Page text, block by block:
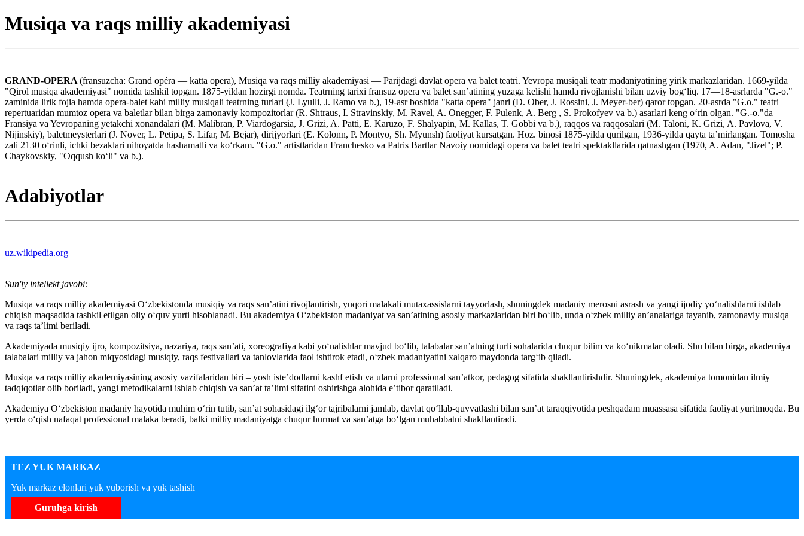
Musiqa va raqs milliy akademiyasi
GRAND-OPERA (fransuzcha: Grand opéra — katta opera), Musiqa va raqs milliy akademiyasi — Parijdagi davlat opera va balet teatri. Yevropa musiqali teatr madaniyatining yirik markazlaridan. 1669-yilda
"Qirol musiqa akademiyasi" nomida tashkil topgan. 1875-yildan hozirgi nomda. Teatrning tarixi fransuz opera va balet sanʼatining yuzaga kelishi hamda rivojlanishi bilan uzviy bogʻliq. 17—18-asrlarda "G.-o."
zaminida lirik fojia hamda opera-balet kabi milliy musiqali teatrning turlari (J. Lyulli, J. Ramo va b.), 19-asr boshida "katta opera" janri (D. Ober, J. Rossini, J. Meyer-ber) qaror topgan. 20-asrda "G.o." teatri
repertuaridan mumtoz opera va baletlar bilan birga zamonaviy kompozitorlar (R. Shtraus, I. Stravinskiy, M. Ravel, A. Onegger, F. Pulenk, A. Berg , S. Prokofyev va b.) asarlari keng oʻrin olgan. "G.-o."da
Fransiya va Yevropaning yetakchi xonandalari (M. Malibran, P. Viardogarsia, J. Grizi, A. Patti, E. Karuzo, F. Shalyapin, M. Kallas, T. Gobbi va b.), raqqos va raqqosalari (M. Taloni, K. Grizi, A. Pavlova, V.
Nijinskiy), baletmeysterlari (J. Nover, L. Petipa, S. Lifar, M. Bejar), dirijyorlari (E. Kolonn, P. Montyo, Sh. Myunsh) faoliyat kursatgan. Hoz. binosi 1875-yilda qurilgan, 1936-yilda qayta taʼmirlangan. Tomosha
zali 2130 oʻrinli, ichki bezaklari nihoyatda hashamatli va koʻrkam. "G.o." artistlaridan Franchesko va Patris Bartlar Navoiy nomidagi opera va balet teatri spektakllarida qatnashgan (1970, A. Adan, "Jizel"; P.
Chaykovskiy, "Oqqush koʻli" va b.).
Adabiyotlar
uz.wikipedia.org
Sun'iy intellekt javobi:
Musiqa va raqs milliy akademiyasi O‘zbekistonda musiqiy va raqs san’atini rivojlantirish, yuqori malakali mutaxassislarni tayyorlash, shuningdek madaniy merosni asrash va yangi ijodiy yo‘nalishlarni ishlab
chiqish maqsadida tashkil etilgan oliy o‘quv yurti hisoblanadi. Bu akademiya O‘zbekiston madaniyat va san’atining asosiy markazlaridan biri bo‘lib, unda o‘zbek milliy an’analariga tayanib, zamonaviy musiqa
va raqs ta’limi beriladi.
Akademiyada musiqiy ijro, kompozitsiya, nazariya, raqs san’ati, xoreografiya kabi yo‘nalishlar mavjud bo‘lib, talabalar san’atning turli sohalarida chuqur bilim va ko‘nikmalar oladi. Shu bilan birga, akademiya
talabalari milliy va jahon miqyosidagi musiqiy, raqs festivallari va tanlovlarida faol ishtirok etadi, o‘zbek madaniyatini xalqaro maydonda targ‘ib qiladi.
Musiqa va raqs milliy akademiyasining asosiy vazifalaridan biri – yosh iste’dodlarni kashf etish va ularni professional san’atkor, pedagog sifatida shakllantirishdir. Shuningdek, akademiya tomonidan ilmiy
tadqiqotlar olib boriladi, yangi metodikalarni ishlab chiqish va san’at ta’limi sifatini oshirishga alohida e’tibor qaratiladi.
Akademiya O‘zbekiston madaniy hayotida muhim o‘rin tutib, san’at sohasidagi ilg‘or tajribalarni jamlab, davlat qo‘llab-quvvatlashi bilan san’at taraqqiyotida peshqadam muassasa sifatida faoliyat yuritmoqda. Bu
yerda o‘qish nafaqat professional malaka beradi, balki milliy madaniyatga chuqur hurmat va san’atga bo‘lgan muhabbatni shakllantiradi.
TEZ YUK MARKAZ
Yuk markaz elonlari yuk yuborish va yuk tashish
Guruhga kirish